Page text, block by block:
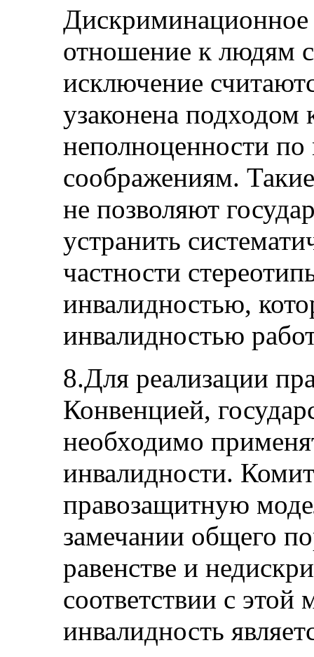
отношение к людям
исключение
узаконена подходом
неполноценности
соображениям.
не позволяют
устранить
частности
инвалидностью,
инвалидностью
8.Для реализации
Конвенцией,
необходимо
инвалидности.
правозащитную
замечании общего
равенстве и
соответствии с этой
инвалидность